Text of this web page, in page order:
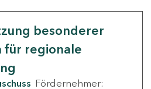
besonderer
für regionale
Fördernehmer: